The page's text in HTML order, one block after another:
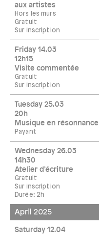
aux artistes
Hors les murs
Gratuit
Sur inscription
Friday 14.03
12h15
Visite commentée
Gratuit
Sur inscription
Tuesday 25.03
20h
Musique en résonnance
Payant
Wednesday 26.03
14h30
Atelier d’écriture
Gratuit
Sur inscription
Durée: 2h
April 2025
Saturday 12.04